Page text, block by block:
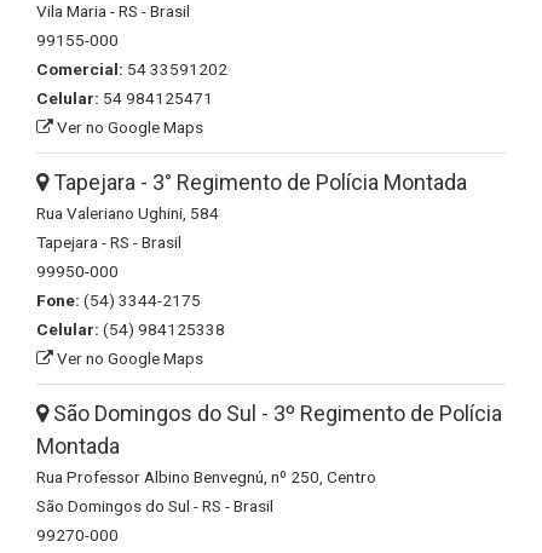
Vila Maria - RS - Brasil
99155-000
Comercial: 54 33591202
Celular: 54 984125471
Ver no Google Maps
Tapejara - 3° Regimento de Polícia Montada
Rua Valeriano Ughini, 584
Tapejara - RS - Brasil
99950-000
Fone: (54) 3344-2175
Celular: (54) 984125338
Ver no Google Maps
São Domingos do Sul - 3º Regimento de Polícia
Montada
Rua Professor Albino Benvegnú, nº 250, Centro
São Domingos do Sul - RS - Brasil
99270-000